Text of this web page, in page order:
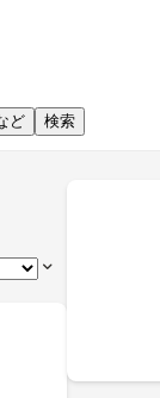
ど 検索